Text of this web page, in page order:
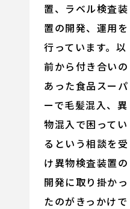
置、ラベル検査装
置の開発、運用を
行っています。以
前から付き合いの
あった食品スーパ
ーで毛髪混入、異
物混入で困ってい
るという相談を受
け異物検査装置の
開発に取り掛かっ
たのがきっかけで